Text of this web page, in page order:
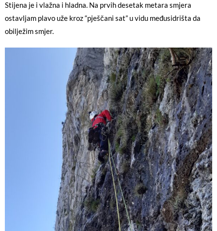
Stijena je i vlažna i hladna. Na prvih desetak metara smjera
ostavljam plavo uže kroz “pješčani sat” u vidu međusidrišta da
obilježim smjer.